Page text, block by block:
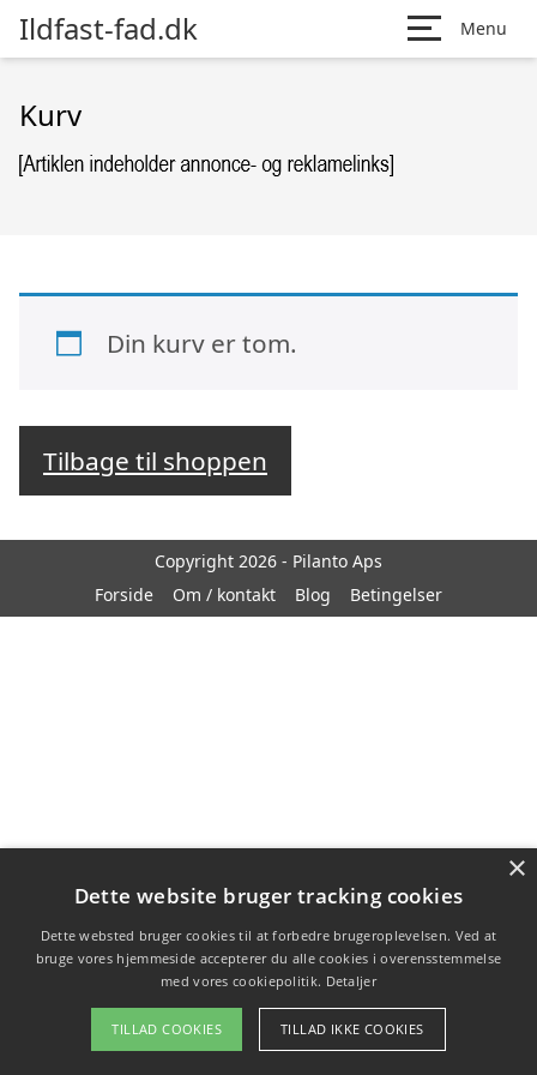
Ildfast-fad.dk Menu
Kurv
Din kurv er tom.
Tilbage til shoppen
Copyright 2026 - Pilanto Aps
Forside
Om / kontakt Blog Betingelser
×
Dette website bruger tracking cookies
Dette websted bruger cookies til at forbedre brugeroplevelsen. Ved at
bruge vores hjemmeside accepterer du alle cookies i overensstemmelse
med vores cookiepolitik. Detaljer
TILLAD COOKIES TILLAD IKKE COOKIES